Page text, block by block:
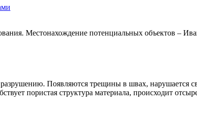
Местонахождение потенциальных объектов –
Появляются трещины в швах, нарушается
пористая структура материала, происходит